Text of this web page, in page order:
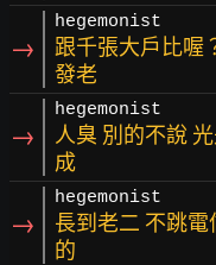
→
hegemonist
跟千張大戶比喔
發老
→
hegemonist
人臭 別的不說
成
→
hegemonist
長到老二 不跳
的